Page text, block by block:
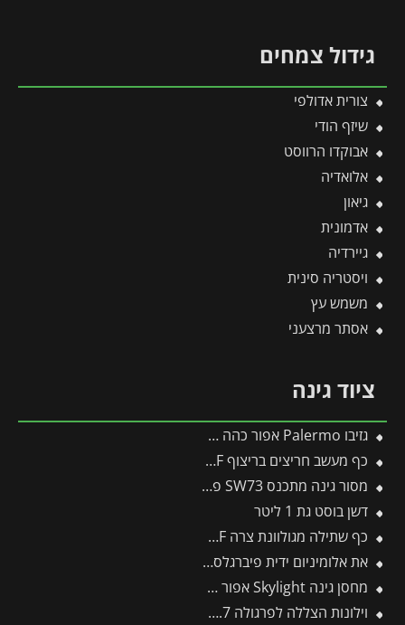
גידול צמחים
צורית אדולפי
שיזף הודי
אבוקדו הרווסט
אלואדיה
גיאון
אדמונית
גיירדיה
ויסטריה סינית
משמש עץ
אסתר מרצעני
ציוד גינה
גזיבו Palermo אפור כהה 4.3X4.3 מבית פלרם – Canopia
כף מעשב חריצים בריצוף KF-2K – WOLF
מסור גינה מתכנס SW73 פיסקארס
דשן בוסט גת 1 ליטר
כף שתילה מגולוונת צרה LU-P – WOLF
את אלומיניום ידית פיברגלס -תבור
מחסן גינה Skylight אפור 1.9X3 מבית פלרם – קנופיה
וילונות הצללה לפרגולה 3X9.7 מבית פלרם – Canopia